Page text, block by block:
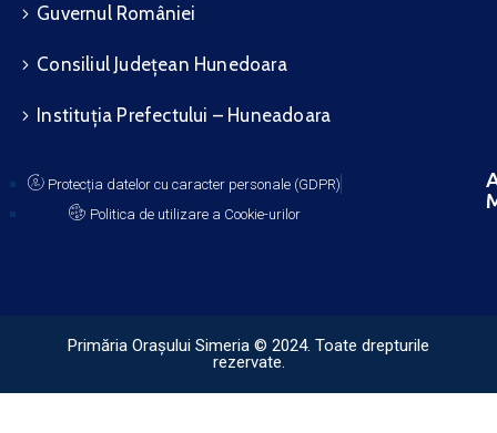
Guvernul României
Consiliul Județean Hunedoara
Instituția Prefectului – Huneadoara
Protecția datelor cu caracter personale (GDPR)
Politica de utilizare a Cookie-urilor
Primăria Orașului Simeria © 2024. Toate drepturile
rezervate.